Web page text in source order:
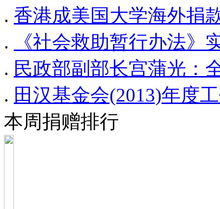
. 香港成美国大学海外捐
.
《社会救助暂行办法》
. 民政部副部长宫蒲光：
. 田汉基金会(2013)年度
本周捐赠排行